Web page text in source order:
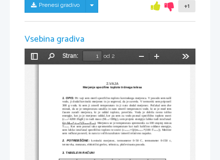
Prenesi gradivo Skrij/prikaži meni +1
Vsebina gradiva
Preklopi
Stran:
od 2
Pomanjšaj
2.VAJA
Merjenje specifine toplote trdnega telesa
1. OPIS: Pri vaji sem meril specifično toploto kovinskega merjenca. V posodo sem nalil
vodo, ji dodal kovinski merjenec in jo segreval, da je zavrela. V termovki sem pripravil
300 g vode, ki sem ji zmeril temperaturo in ji nato dodal merjenec. Počakal sem dve
minuti, da se je temperatura ustalila in nato zmeril temperaturo vode, ki se je med tem
časom zaradi merjenca, ki je oddal toploto, povečala. Voda je dobila ravno toliko
energije, kot jo je merjenec oddal, ker pa sem za vodo poznal specifično toploto snovi
(cvode=4200 J/kgK) in tudi maso (Mvode=300g), sem prejeto energijo lahko tudi izračunal:
Q= M vode* c vode*(T zmesna -T vode ) . Merjencu se je temperatura spremenila za 100 stopinj minus
Tzmesna
. Ker sem poznal tako spremembo temperature kot tudi količino oddane energije,
sem lahko izračunal specifično toploto te snovi (cmerjenca=Q/(mmerjenca*(100-Tzmesna)). Meritev
sem večkrat ponovil, in nato iz večih razultatov izmeril relativno napako.
2. POTREBŠČINE: kovinski   merjenec,   termometer   0-50   C,   termometer   0-150  c,
termovka, menzura, električni grelec, tehtnica, pločevinasta posoda.
3. TABELE IN RAČUNI